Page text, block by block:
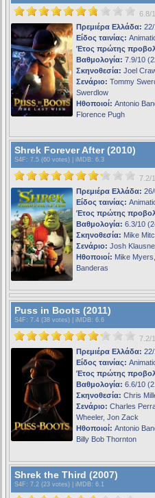
6.8/
Πρεμιέρα Ελλάδα:
Είδος ταινίας:
Έτος πρώτης
Βαθμολογία: 7.9/10
Σκηνοθεσία: Joel
Σενάριο: Tommy
Swerdlow
Ηθοποιοί: Antonio
Florence Pugh
Shrek Forever After (2010)
S4F : 7.5 (60 votes) | iMDB: 6.3
7.2/
Πρεμιέρα Ελλάδα:
Είδος ταινίας:
Έτος πρώτης
Βαθμολογία: 6.3/10
Σκηνοθεσία: Mike
Σενάριο: Josh
Ηθοποιοί: Mike
Banderas
Puss in Boots (2011)
S4F : 7.4 (38 votes) | iMDB: 6.6
7.2/
Πρεμιέρα Ελλάδα:
Είδος ταινίας:
Έτος πρώτης
Βαθμολογία: 6.6/10
Σκηνοθεσία: Chris
Σενάριο: Charles
Wheeler, Jon Zack
Ηθοποιοί: Antonio
Billy Bob Thornton
Shrek the Third (2007)
S4F : 7.2 (23 votes) | iMDB: 6.1